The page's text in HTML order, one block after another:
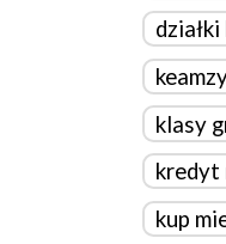
klasy
kredyt
kup